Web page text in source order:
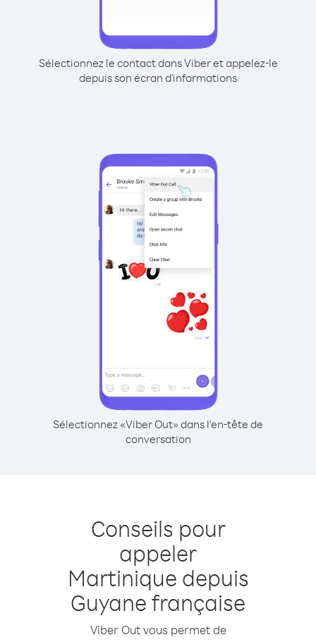
Sélectionnez le contact dans Viber et appelez-le
depuis son écran d'informations
Sélectionnez «Viber Out» dans l'en-tête de
conversation
Conseils pour
appeler
Martinique depuis
Guyane française
Viber Out vous permet de